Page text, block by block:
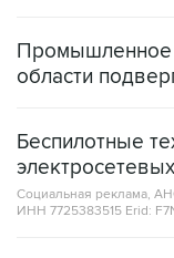
Промышленное
области
Беспилотные
Социальная реклама,
ИНН 7725383515 Erid: